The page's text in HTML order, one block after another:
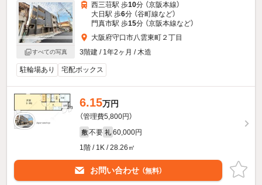
すべての写真
西三荘駅 歩10分 （京阪本線）
大日駅 歩6分 （谷町線など）
門真市駅 歩15分 （京阪本線など）
大阪府守口市八雲東町２丁目
3階建 / 1年2ヶ月 / 木造
駐輪場あり 宅配ボックス
6.15万円
（管理費5,800円）
敷 不要 礼 60,000円
1階 / 1K / 28.26㎡
お問い合わせ （無料）